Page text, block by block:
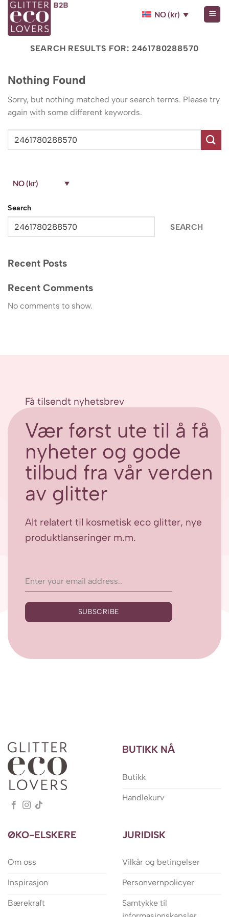
Skip
content
NO (kr)
SEARCH RESULTS FOR: 2461780288570
Nothing Found
Sorry, but nothing matched your search terms. Please try
again with some different keywords.
NO (kr)
Search
SEARCH
Recent Posts
Recent Comments
No comments to show.
Få tilsendt nyhetsbrev
Vær først ute til å få
nyheter og gode
tilbud fra vår verden
av glitter
Alt relatert til kosmetisk eco glitter, nye
produktlanseringer m.m.
SUBSCRIBE
BUTIKK NÅ
Butikk
Handlekurv
ØKO-ELSKERE
Om oss
Inspirasjon
Bærekraft
JURIDISK
Vilkår og betingelser
Personvernpolicyer
Samtykke til